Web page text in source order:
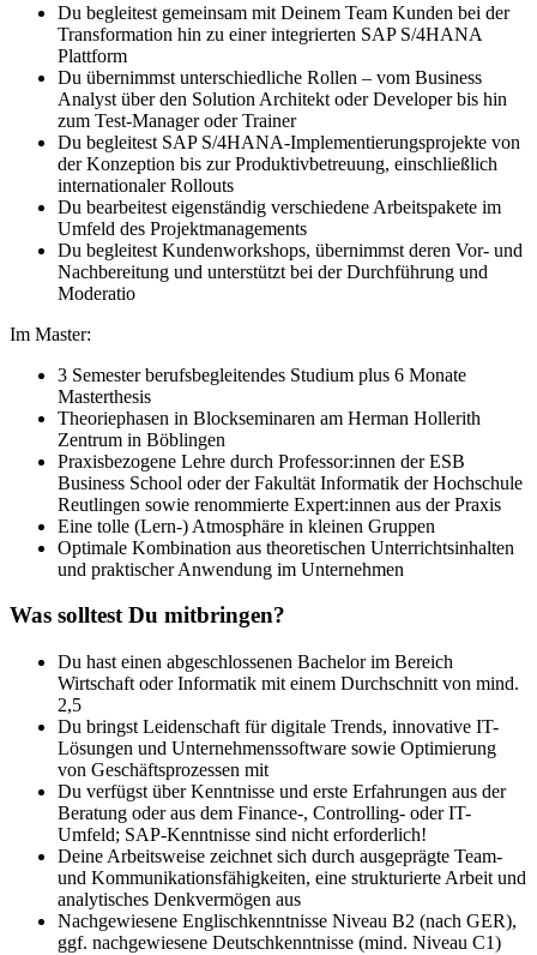
Du begleitest gemeinsam mit Deinem Team Kunden bei der
Transformation hin zu einer integrierten SAP S/4HANA
Plattform
Du übernimmst unterschiedliche Rollen – vom Business
Analyst über den Solution Architekt oder Developer bis hin
zum Test-Manager oder Trainer
Du begleitest SAP S/4HANA-Implementierungsprojekte von
der Konzeption bis zur Produktivbetreuung, einschließlich
internationaler Rollouts
Du bearbeitest eigenständig verschiedene Arbeitspakete im
Umfeld des Projektmanagements
Du begleitest Kundenworkshops, übernimmst deren Vor- und
Nachbereitung und unterstützt bei der Durchführung und
Moderatio
Im Master:
3 Semester berufsbegleitendes Studium plus 6 Monate
Masterthesis
Theoriephasen in Blockseminaren am Herman Hollerith
Zentrum in Böblingen
Praxisbezogene Lehre durch Professor:innen der ESB
Business School oder der Fakultät Informatik der Hochschule
Reutlingen sowie renommierte Expert:innen aus der Praxis
Eine tolle (Lern-) Atmosphäre in kleinen Gruppen
Optimale Kombination aus theoretischen Unterrichtsinhalten
und praktischer Anwendung im Unternehmen
Was solltest Du mitbringen?
Du hast einen abgeschlossenen Bachelor im Bereich
Wirtschaft oder Informatik mit einem Durchschnitt von mind.
2,5
Du bringst Leidenschaft für digitale Trends, innovative IT-
Lösungen und Unternehmenssoftware sowie Optimierung
von Geschäftsprozessen mit
Du verfügst über Kenntnisse und erste Erfahrungen aus der
Beratung oder aus dem Finance-, Controlling- oder IT-
Umfeld; SAP-Kenntnisse sind nicht erforderlich!
Deine Arbeitsweise zeichnet sich durch ausgeprägte Team-
und Kommunikationsfähigkeiten, eine strukturierte Arbeit und
analytisches Denkvermögen aus
Nachgewiesene Englischkenntnisse Niveau B2 (nach GER),
ggf. nachgewiesene Deutschkenntnisse (mind. Niveau C1)